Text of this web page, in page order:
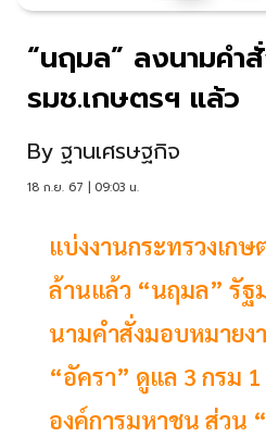
“นฤมล” ลงนามคำ
รมช.เกษตรฯ แล้ว
By ฐานเศรษฐกิจ
18 ก.ย. 67 | 09:03 น.
แบ่งงานกระทรวงเก
ล้านแล้ว “นฤมล” รัฐ
นามคำสั่งมอบหมายง
“อัครา” ดูแล 3 กรม
องค์การมหาชน ส่วน